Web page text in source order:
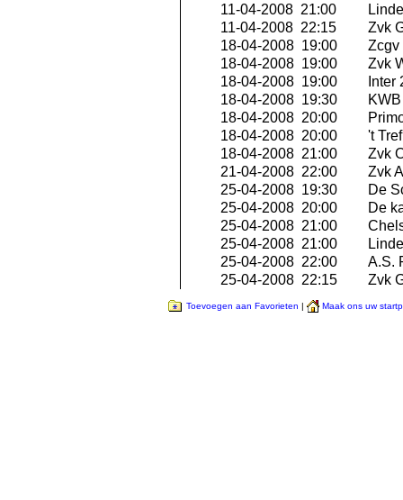
11-04-2008 21:00
11-04-2008 22:15
Zvk
18-04-2008 19:00
Zcgv
18-04-2008 19:00
Zvk
18-04-2008 19:00
Inter
18-04-2008 19:30
18-04-2008 20:00
18-04-2008 20:00
't
18-04-2008 21:00
Zvk
21-04-2008 22:00
Zvk
25-04-2008 19:30
De
25-04-2008 20:00
De
25-04-2008 21:00
25-04-2008 21:00
25-04-2008 22:00
A.S.
25-04-2008 22:15
Zvk
Toevoegen aan Favorieten | Maak ons uw